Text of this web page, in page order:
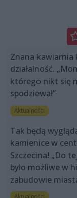
Znana kawiarnia
działalność.
którego nikt się
spodziewał”
Aktualności
Tak będą
kamienice w
Szczecina! „Do
było możliwe w
zabudowie